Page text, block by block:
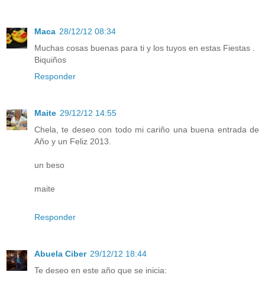
Maca 28/12/12 08:34
Muchas cosas buenas para ti y los tuyos en estas Fiestas .
Biquiños
Responder
Maite 29/12/12 14:55
Chela, te deseo con todo mi cariño una buena entrada de
Año y un Feliz 2013.
un beso
maite
Responder
Abuela Ciber 29/12/12 18:44
Te deseo en este año que se inicia: